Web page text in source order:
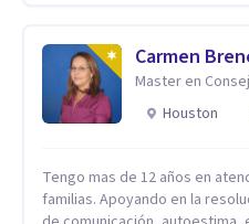
Adolescentes y Adultos
Carmen
Master en
Houston
Tengo mas de 12 años en
familias. Apoyando en la